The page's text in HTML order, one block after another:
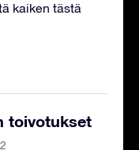
kaiken tästä
toivotukset